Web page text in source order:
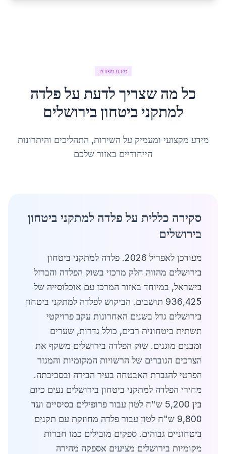
מידע מפורט
כל מה שצריך לדעת עלפלדה
למתקני ביטחוןבירושלים
מידע מקצועי ומעמיק על השירות, התהליכים והיתרונות
הייחודיים באזור שלכם
סקירה כללית על פלדה למתקני ביטחון
בירושלים
מעודכן לאפריל 2026. פלדה למתקני ביטחון
בירושלים מהווה חלק מרכזי בשוק הפלדה והברזל
בישראל, במיוחד באזור המרכז עם אוכלוסייה של
936,425 תושבים. הביקוש לפלדה למתקני ביטחון
בירושלים גדל בשנים האחרונות עקב פרויקטי
תשתית ביטחונית רבים, כולל גדרות, שערים
ומבנים מוגנים. שוק הפלדה בירושלים משקף את
הצרכים הגוברים של הרשויות המקומיות והמגזר
הפרטי להגברת האבטחה בעיר הבירה ובסביבתה.
מחירי הפלדה למתקני ביטחון בירושלים נעים כיום
בין 5,200 ש"ח לטון עבור פרופילים בסיסיים ועד
9,800 ש"ח לטון עבור פלדה מחוזקת עם תקנים
ביטחוניים גבוהים. ספקים מובילים כמו חברות
מקומיות בירושלים מציעים אספקה מהירה